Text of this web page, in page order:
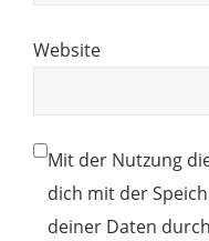
Website
Mit der Nutzung
dich mit der
deiner Daten